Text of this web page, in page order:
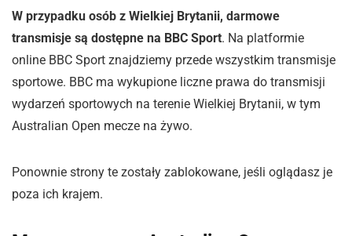
W przypadku osób z Wielkiej Brytanii, darmowe
transmisje są dostępne na BBC Sport. Na platformie
online BBC Sport znajdziemy przede wszystkim transmisje
sportowe. BBC ma wykupione liczne prawa do transmisji
wydarzeń sportowych na terenie Wielkiej Brytanii, w tym
Australian Open mecze na żywo.
Ponownie strony te zostały zablokowane, jeśli oglądasz je
poza ich krajem.